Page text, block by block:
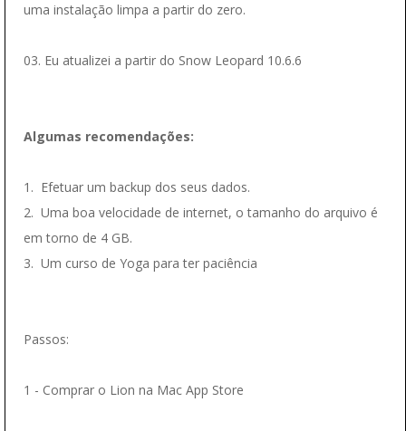
uma instalação limpa a partir do zero.
03. Eu atualizei a partir do Snow Leopard 10.6.6
Algumas recomendações:
1. Efetuar um backup dos seus dados.
2. Uma boa velocidade de internet, o tamanho do arquivo é
em torno de 4 GB.
3. Um curso de Yoga para ter paciência
Passos:
1 - Comprar o Lion na Mac App Store